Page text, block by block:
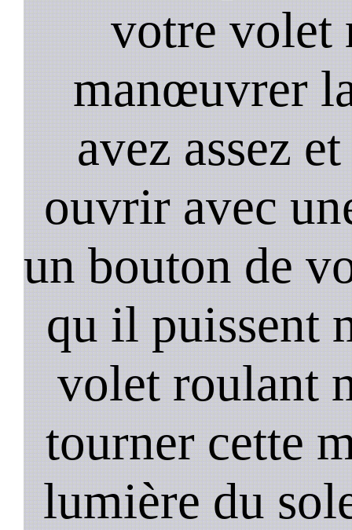
votre volet
manœuvrer
avez assez
ouvrir avec
un bouton de
qu il puissent
volet roulant
tourner cette
lumière du